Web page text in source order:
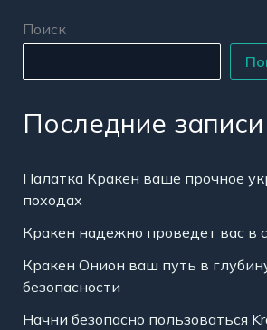
Поиск
Последние записи
Палатка Кракен ваше прочное
походах
Кракен надежно проведет вас в
Кракен Онион ваш путь в
безопасности
Начни безопасно пользоваться